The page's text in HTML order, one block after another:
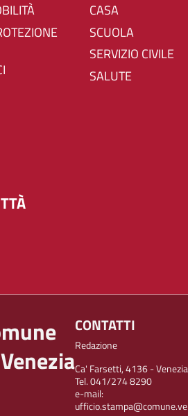
CASA
SCUOLA
SERVIZIO CIVILE
SALUTE
CONTATTI
Redazione
Ca' Farsetti, 4136 - Venezia
Tel. 041/274 8290
e-mail: